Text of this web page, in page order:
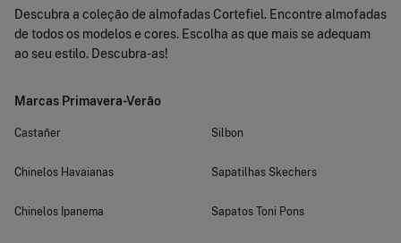
Descubra a coleção de almofadas Cortefiel. Encontre almofadas
de todos os modelos e cores. Escolha as que mais se adequam
ao seu estilo. Descubra-as!
Marcas Primavera-Verão
Castañer
Chinelos Havaianas
Chinelos Ipanema
Silbon
Sapatilhas Skechers
Sapatos Toni Pons